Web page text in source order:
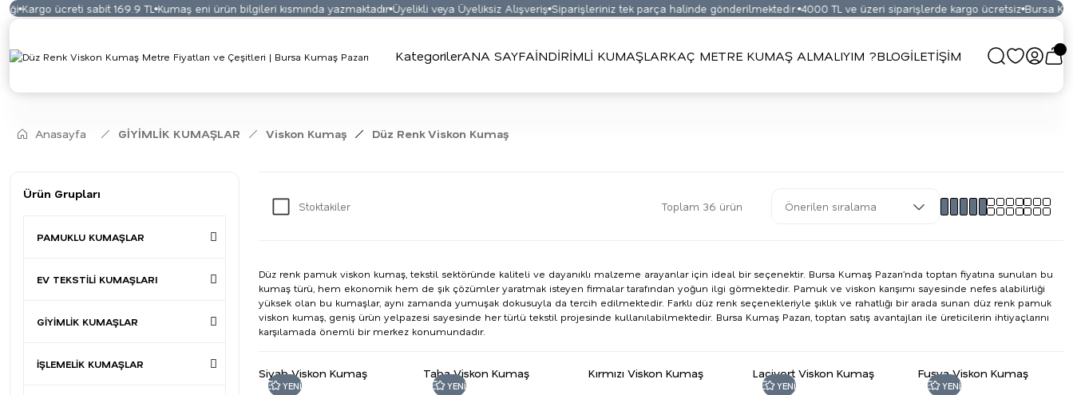
ücreti sabit 169.9 TL Kumaş eni ürün bilgileri kısmında yazmaktadır Üyelikli veya Üyeliksiz Alışveriş Siparişleriniz tek parça halinde gönderilmektedir. 4000 TL ve üzeri siparişlerde kargo ücretsiz Bursa Kumaş
KategorilerANA SAYFAİNDİRİMLİ KUMAŞLARKAÇ METRE KUMAŞ ALMALIYIM ?BLOGİLETİŞİM
Anasayfa GİYİMLİK KUMAŞLAR Viskon Kumaş Düz Renk Viskon Kumaş
Ürün Grupları
PAMUKLU KUMAŞLAR
EV TEKSTİLİ KUMAŞLARI
GİYİMLİK KUMAŞLAR
İŞLEMELİK KUMAŞLAR
Stoktakiler Toplam 36 ürün
Düz renk pamuk viskon kumaş, tekstil sektöründe kaliteli ve dayanıklı malzeme arayanlar için ideal bir seçenektir. Bursa Kumaş Pazarı’nda toptan fiyatına sunulan bu
kumaş türü, hem ekonomik hem de şık çözümler yaratmak isteyen firmalar tarafından yoğun ilgi görmektedir. Pamuk ve viskon karışımı sayesinde nefes alabilirliği
yüksek olan bu kumaşlar, aynı zamanda yumuşak dokusuyla da tercih edilmektedir. Farklı düz renk seçenekleriyle şıklık ve rahatlığı bir arada sunan düz renk pamuk
viskon kumaş, geniş ürün yelpazesi sayesinde her türlü tekstil projesinde kullanılabilmektedir. Bursa Kumaş Pazarı, toptan satış avantajları ile üreticilerin ihtiyaçlarını
karşılamada önemli bir merkez konumundadır.
YENİ
Siyah Viskon Kumaş
YENİ
Taba Viskon Kumaş Kırmızı Viskon Kumaş
YENİ
Lacivert Viskon Kumaş
YENİ
Fuşya Viskon Kumaş